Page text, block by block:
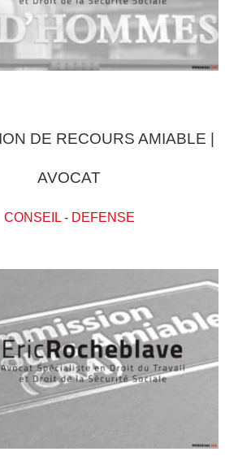
DE RECOURS AMIABLE |
AVOCAT
CONSEIL- DEFENSE